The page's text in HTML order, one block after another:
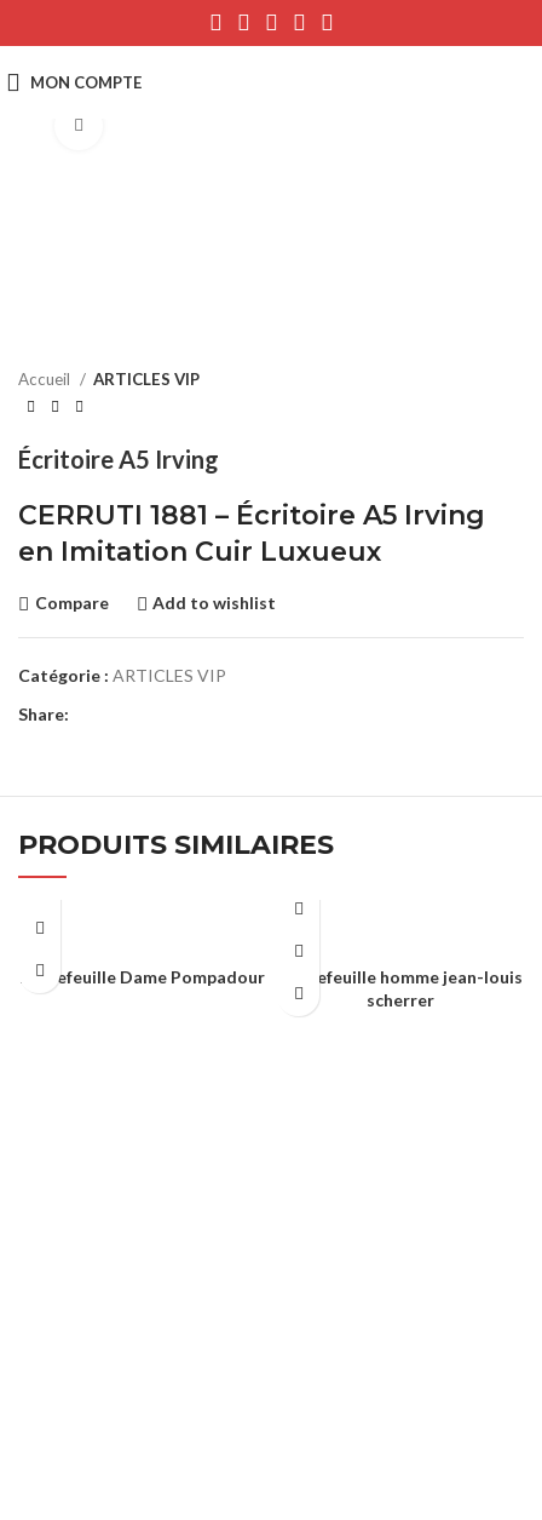
Accueil ARTICLES VIP
Écritoire A5 Irving
CERRUTI 1881 – Écritoire A5 Irving
en Imitation Cuir Luxueux
Compare Add to wishlist
Catégorie : ARTICLES VIP
Share:
PRODUITS SIMILAIRES
Portefeuille Dame Pompadour
Portefeuille homme jean-louis
scherrer